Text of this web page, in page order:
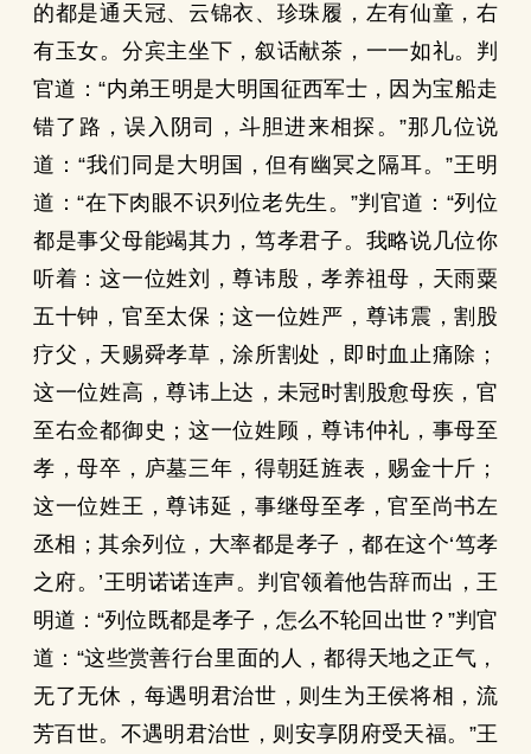
的都是通天冠、云锦衣、珍珠履，左有仙童，右
有玉女。分宾主坐下，叙话献茶，一一如礼。判
官道：“内弟王明是大明国征西军士，因为宝船走
错了路，误入阴司，斗胆进来相探。”那几位说
道：“我们同是大明国，但有幽冥之隔耳。”王明
道：“在下肉眼不识列位老先生。”判官道：“列位
都是事父母能竭其力，笃孝君子。我略说几位你
听着：这一位姓刘，尊讳殷，孝养祖母，天雨粟
五十钟，官至太保；这一位姓严，尊讳震，割股
疗父，天赐舜孝草，涂所割处，即时血止痛除；
这一位姓高，尊讳上达，未冠时割股愈母疾，官
至右佥都御史；这一位姓顾，尊讳仲礼，事母至
孝，母卒，庐墓三年，得朝廷旌表，赐金十斤；
这一位姓王，尊讳延，事继母至孝，官至尚书左
丞相；其余列位，大率都是孝子，都在这个‘笃孝
之府。’王明诺诺连声。判官领着他告辞而出，王
明道：“列位既都是孝子，怎么不轮回出世？”判官
道：“这些赏善行台里面的人，都得天地之正气，
无了无休，每遇明君治世，则生为王侯将相，流
芳百世。不遇明君治世，则安享阴府受天福。”王